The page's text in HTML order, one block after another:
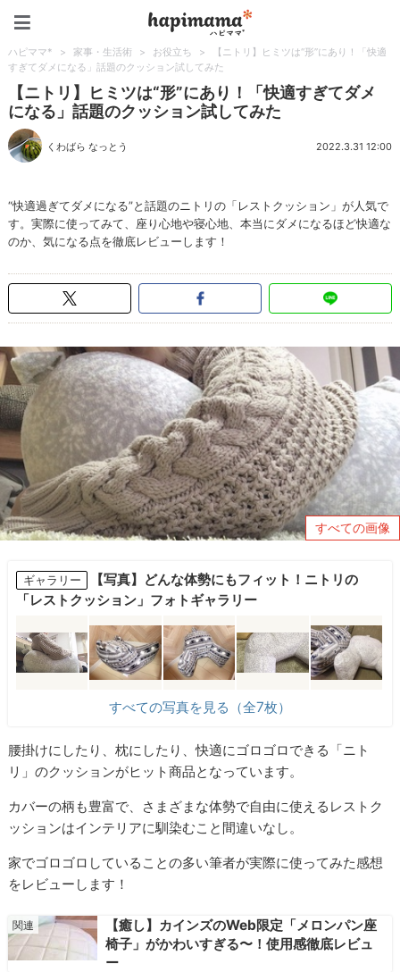
ハピママ* > 家事・生活術 > お役立ち >
【ニトリ】ヒミツは“形”にあり！「快適
すぎてダメになる」話題のクッション試してみた
【ニトリ】ヒミツは“形”にあり！「快適すぎてダメ
になる」話題のクッション試してみた
くわばら なっとう 2022.3.31 12:00
“快適過ぎてダメになる”と話題のニトリの「レストクッション」が人気で
す。実際に使ってみて、座り心地や寝心地、本当にダメになるほど快適な
のか、気になる点を徹底レビューします！
すべての画像
ギャラリー
【写真】どんな体勢にもフィット！ニトリの
「レストクッション」フォトギャラリー
すべての写真を見る（全7枚）
腰掛けにしたり、枕にしたり、快適にゴロゴロできる「ニト
リ」のクッションがヒット商品となっています。
カバーの柄も豊富で、さまざまな体勢で自由に使えるレストク
ッションはインテリアに馴染むこと間違いなし。
家でゴロゴロしていることの多い筆者が実際に使ってみた感想
をレビューします！
【癒し】カインズのWeb限定「メロンパン座
椅子」がかわいすぎる〜！使用感徹底レビュ
ー